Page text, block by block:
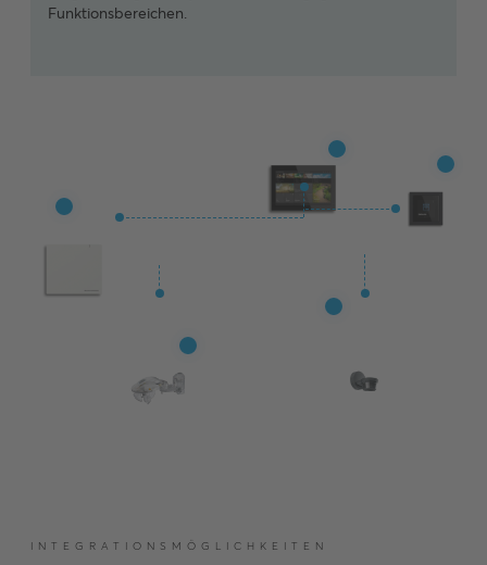
Funktionsbereichen.
INTEGRATIONSMÖGLICHKEITEN